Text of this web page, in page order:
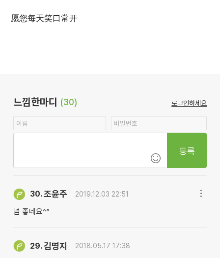
愿您每天笑口常开
느낌한마디 (30) 로그인하세요
등록
30.조윤주 2019.12.03 22:51
넘 좋네요^^
29.김명지 2018.05.17 17:38